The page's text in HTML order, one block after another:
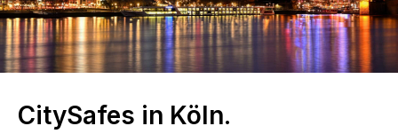
CitySafes in Köln.